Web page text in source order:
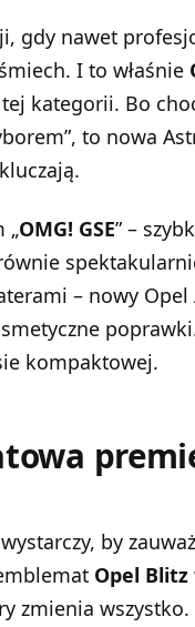
gdy nawet
I to właśnie
kategorii. Bo
to nowa
„OMG! GSE” –
– nowy
kompaktowej.
by
Opel Blitz
zmienia